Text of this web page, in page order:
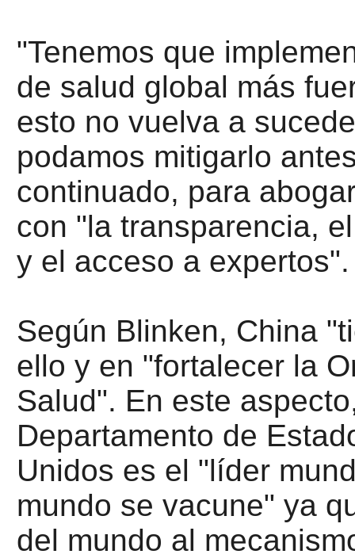
"Tenemos que
de salud global más
esto no vuelva a
podamos mitigarlo
continuado, para
con "la transparencia,
y el acceso a expertos".
Según Blinken, China
ello y en "fortalecer la
Salud". En este
Departamento de
Unidos es el "líder
mundo se vacune" ya
del mundo al